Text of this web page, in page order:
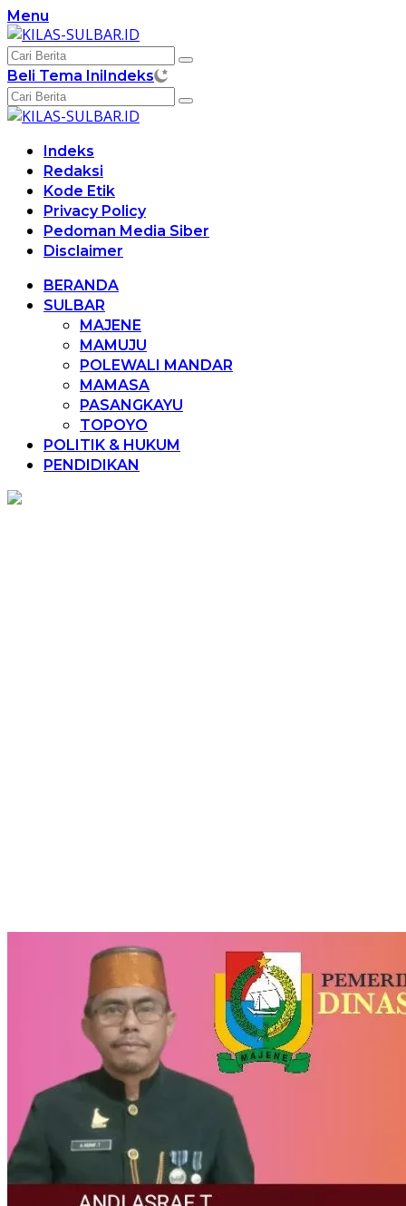
Langsung
ke
konten
Menu
Beli Tema IniIndeks
Indeks
Redaksi
Kode Etik
Privacy Policy
Pedoman Media Siber
Disclaimer
BERANDA
SULBAR
MAJENE
MAMUJU
POLEWALI MANDAR
MAMASA
PASANGKAYU
TOPOYO
POLITIK & HUKUM
PENDIDIKAN